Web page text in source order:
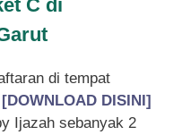
C di
di tempat
[DOWNLOAD DISINI]
Ijazah sebanyak 2